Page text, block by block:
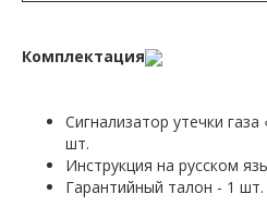
Комплектация
Сигнализатор утечки
шт.
Инструкция на русском
Гарантийный талон - 1 шт.